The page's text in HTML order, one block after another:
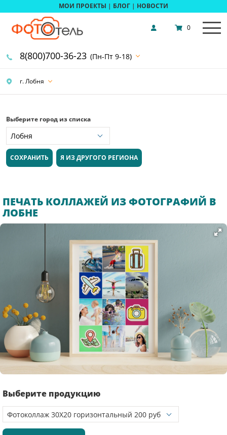
МОИ ПРОЕКТЫ | БЛОГ | НОВОСТИ
г. Лобня
8(800)700-36-23 (Пн-Пт 9-18)
0
Выберите город из списка
СОХРАНИТЬ Я ИЗ ДРУГОГО РЕГИОНА
ПЕЧАТЬ КОЛЛАЖЕЙ ИЗ ФОТОГРАФИЙ В
ЛОБНЕ
Выберите продукцию